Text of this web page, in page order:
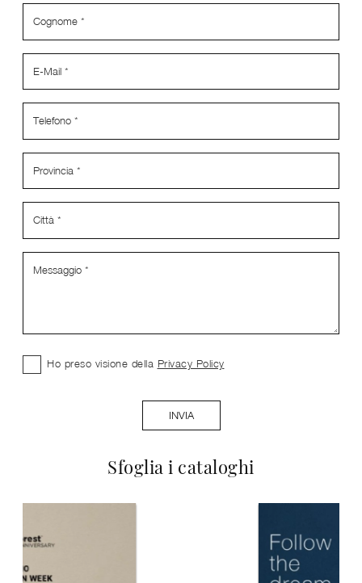
Sfoglia i cataloghi
Ho preso visione della Privacy Policy
INVIA